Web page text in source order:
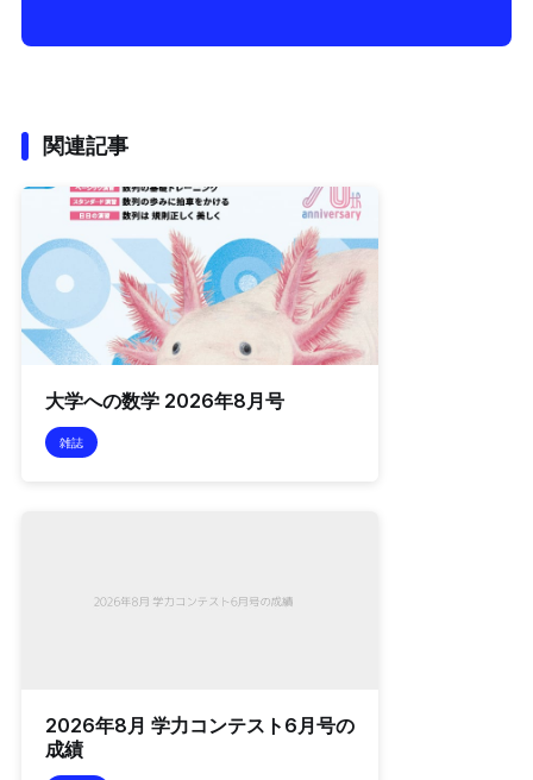
関連記事
大学への数学 2026年8月号
雑誌
2026年8月 学力コンテスト6月号の
成績